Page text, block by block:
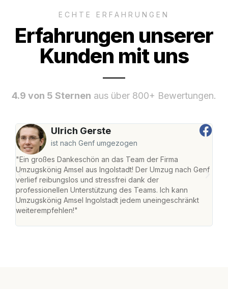
ECHTE ERFAHRUNGEN
Erfahrungen unserer
Kunden mit uns
4.9 von 5 Sternen aus über 800+ Bewertungen.
Ulrich Gerste
ist nach Genf umgezogen
"Ein großes Dankeschön an das Team der Firma
Umzugskönig Amsel aus Ingolstadt! Der Umzug nach Genf
verlief reibungslos und stressfrei dank der
professionellen Unterstützung des Teams. Ich kann
Umzugskönig Amsel Ingolstadt jedem uneingeschränkt
weiterempfehlen!"